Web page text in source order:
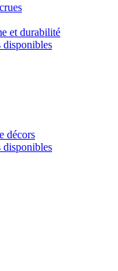
et durabilité
disponibles
décors
disponibles